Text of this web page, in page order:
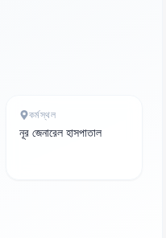
কর্মস্থল
নূর জেনারেল হাসপাতাল